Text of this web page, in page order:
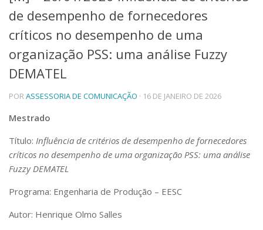
Telefones e Mapas
Pessoas
Ensino
Graduação
Pós-Graduação
Cursos de Extensão
Pesquisa e Inovação
Centros, Núcleos e Projetos em Rede
Pós-doutorado
Iniciação Científica
Empresas Juniores
Extensão à Comunidade
de desempenho de fornecedores
críticos no desempenho de uma
organização PSS: uma análise Fuzzy
DEMATEL
PORASSESSORIA DE COMUNICAÇÃO · 16 DE JANEIRO DE 2026
Mestrado
Título: Influência de critérios de desempenho de fornecedores
críticos no desempenho de uma organização PSS: uma análise
Fuzzy DEMATEL
Programa: Engenharia de Produção – EESC
Autor: Henrique Olmo Salles